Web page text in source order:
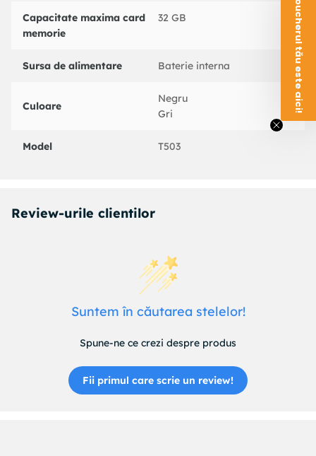
Capacitate maxima card
memorie
32 GB
Sursa de alimentare Baterie interna
Culoare
Negru
Gri
Model T503
Review-urile clientilor
Suntem în căutarea stelelor!
Spune-ne ce crezi despre produs
Fii primul care scrie un review!
Voucherul tău este aici!